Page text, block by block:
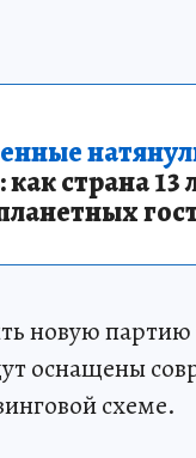
страна 13
новую
оснащены
схеме.